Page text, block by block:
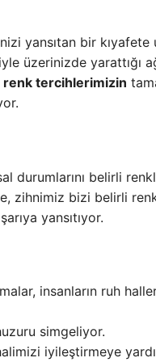
yansıtan bir kıyafete
üzerinizde yarattığı
renk tercihlerimizin
durumlarını belirli
zihnimiz bizi belirli
yansıtıyor.
insanların ruh
simgeliyor.
iyileştirmeye